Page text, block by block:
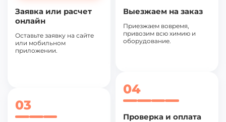
Заявка или расчет
онлайн
Оставьте заявку на сайте
или мобильном
приложении.
03
Выезжаем на заказ
Приезжаем вовремя,
привозим всю химию и
оборудование.
04
Проверка и оплата